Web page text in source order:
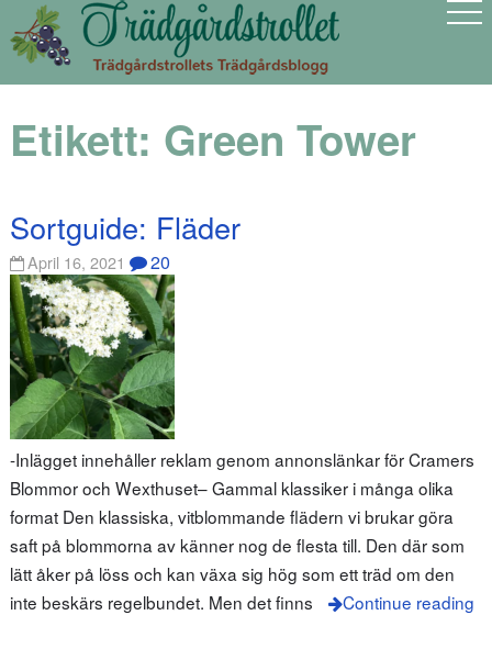
Etikett: Green Tower
Sortguide: Fläder
April 16, 2021 20
-Inlägget innehåller reklam genom annonslänkar för Cramers
Blommor och Wexthuset– Gammal klassiker i många olika
format Den klassiska, vitblommande flädern vi brukar göra
saft på blommorna av känner nog de flesta till. Den där som
lätt åker på löss och kan växa sig hög som ett träd om den
inte beskärs regelbundet. Men det finns
Continue reading